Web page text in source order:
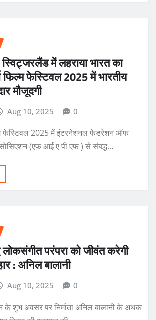
में लहराया भारत का
फिल्म फेस्टिवल 2025 में भारतीय
मौजूदगी
Aug 10, 2025 0
फेस्टिवल 2025 में इंटरनेशनल फेडरेशन ऑफ
(एफ आई ए पी एफ ) से संबद्ध…
लोकसंगीत परंपरा को जीवंत करेगी
: अनिल बालानी
Aug 10, 2025 0
के शुभ अवसर पर निर्माता अनिल बालानी के अथक